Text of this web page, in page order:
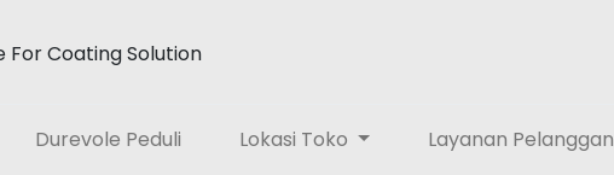
For Coating Solution
Durevole Peduli Lokasi Toko Layanan Pelanggan